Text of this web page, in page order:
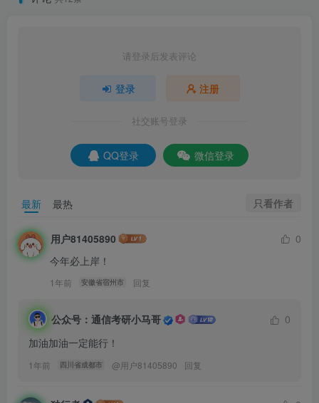
此处内容已隐藏，请评论后刷新页面查看.
2284301
你们是我更新的唯一动力！
关注小马哥，通信考研不迷路
请登录后发表评论
登录 注册
社交账号登录
QQ登录 微信登录
最新 最热 只看作者
用户81405890
0
今年必上岸！
1年前 安徽省宿州市 回复
公众号：通信考研小马哥
0
加油加油一定能行！
1年前 四川省成都市 @用户81405890 回复